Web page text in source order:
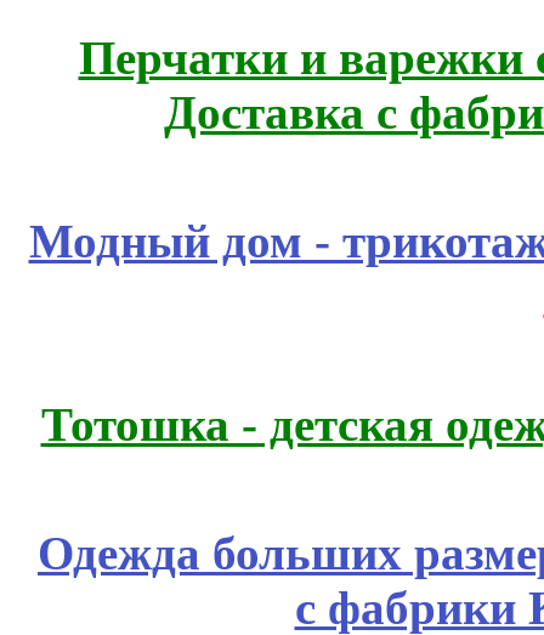
Перчатки и варежки
Доставка с
Модный дом -
Тотошка - детская
Одежда больших
с фабрики